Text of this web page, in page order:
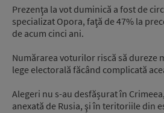
Prezenţa la vot duminică a fost de
specializat Opora, faţă de 47% la
de acum cinci ani.
Numărarea voturilor riscă să dureze
lege electorală făcând complicată
Alegeri nu s-au desfășurat în
anexată de Rusia, şi în teritoriile din